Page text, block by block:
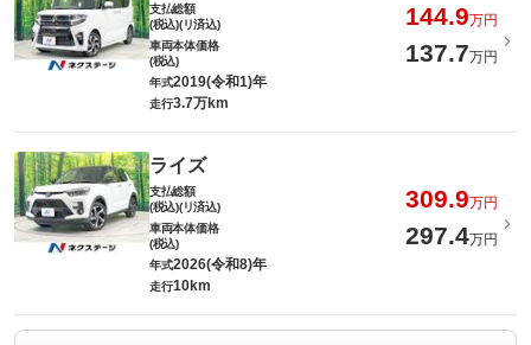
支払総額
(税込)(リ済込)
144.9万円
車両本体価格
(税込)
137.7万円
年式2019(令和1)年
走行3.7万km
ライズ
支払総額
(税込)(リ済込)
309.9万円
車両本体価格
(税込)
297.4万円
年式2026(令和8)年
走行10km